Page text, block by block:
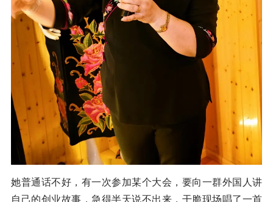
她普通话不好，有一次参加某个大会，要向一群外国人讲
自己的创业故事，急得半天说不出来，干脆现场唱了一首